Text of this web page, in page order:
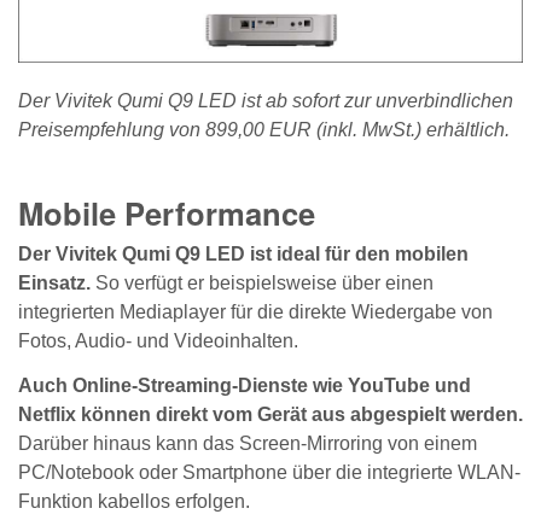
Der Vivitek Qumi Q9 LED ist ab sofort zur unverbindlichen
Preisempfehlung von 899,00 EUR (inkl. MwSt.) erhältlich.
Mobile Performance
Der Vivitek Qumi Q9 LED ist ideal für den mobilen
Einsatz. So verfügt er beispielsweise über einen
integrierten Mediaplayer für die direkte Wiedergabe von
Fotos, Audio- und Videoinhalten.
Auch Online-Streaming-Dienste wie YouTube und
Netflix können direkt vom Gerät aus abgespielt werden.
Darüber hinaus kann das Screen-Mirroring von einem
PC/Notebook oder Smartphone über die integrierte WLAN-
Funktion kabellos erfolgen.